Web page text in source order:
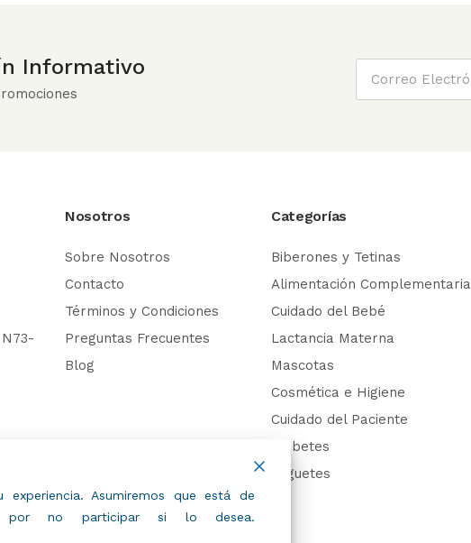
Informativo
Nosotros
Sobre Nosotros
Contacto
Términos y Condiciones
Preguntas Frecuentes
Blog
Categorías
Biberones y Tetinas
Alimentación Complementaria
Cuidado del Bebé
Lactancia Materna
Mascotas
Cosmética e Higiene
Cuidado del Paciente
Diabetes
Juguetes
Asumiremos que está de
por no participar si lo desea.